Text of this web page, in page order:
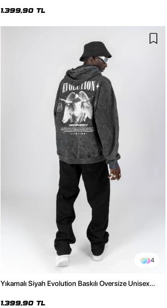
1.399,90 TL
4
Yıkamalı Siyah Evolution Baskılı Oversize Unisex
1.399,90 TL